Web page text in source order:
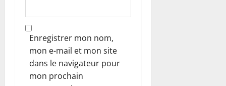
Enregistrer mon nom,
mon e-mail et mon site
dans le navigateur pour
mon prochain